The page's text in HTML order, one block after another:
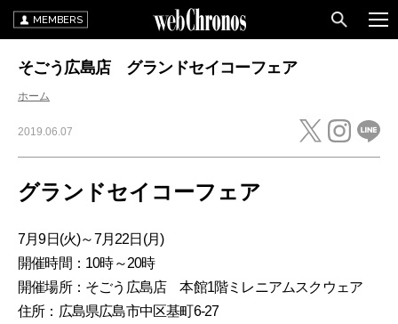
MEMBERS
そごう広島店 グランドセイコーフェア
ホーム
2019.06.07
グランドセイコーフェア
7月9日(火)～7月22日(月)
開催時間：10時～20時
開催場所：そごう広島店 本館1階ミレニアムスクウェア
住所：広島県広島市中区基町6-27